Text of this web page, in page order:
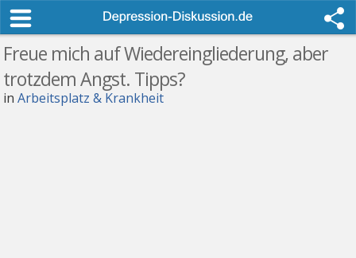
Freue mich auf Wiedereingliederung, aber
trotzdem Angst. Tipps?
inArbeitsplatz & Krankheit